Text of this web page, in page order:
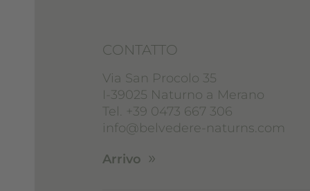
CONTATTO
Via San Procolo 35
I-39025 Naturno a Merano
Tel. +39 0473 667 306
info@belvedere-naturns.com
Arrivo